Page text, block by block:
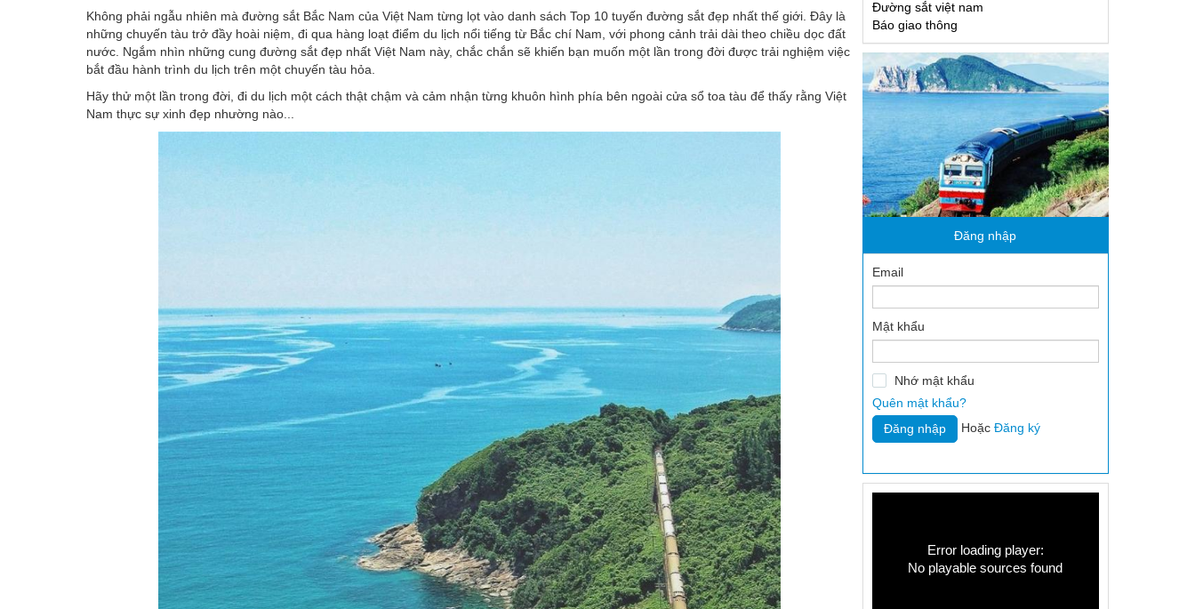
Đoàn thanh niên
Nữ công
Không phải ngẫu nhiên mà đường sắt Bắc Nam của Việt Nam từng lọt vào danh sách Top 10 tuyến đường sắt đẹp nhất thế giới. Đây là
những chuyến tàu trở đầy hoài niệm, đi qua hàng loạt điểm du lịch nổi tiếng từ Bắc chí Nam, với phong cảnh trải dài theo chiều dọc đất
nước. Ngắm nhìn những cung đường sắt đẹp nhất Việt Nam này, chắc chắn sẽ khiến bạn muốn một lần trong đời được trải nghiệm việc
bắt đầu hành trình du lịch trên một chuyến tàu hỏa.
Hãy thử một lần trong đời, đi du lịch một cách thật chậm và cảm nhận từng khuôn hình phía bên ngoài cửa sổ toa tàu để thấy rằng Việt
Nam thực sự xinh đẹp nhường nào...
Đường sắt việt nam
Báo giao thông
Đăng nhập
Email
Mật khẩu
Nhớ mật khẩu
Quên mật khẩu?
Hoặc Đăng ký
Error loading player:
No playable sources found